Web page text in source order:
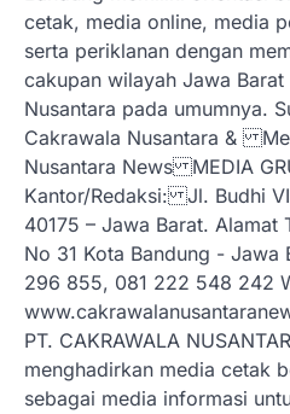
cetak, media online, media
serta periklanan dengan
cakupan wilayah Jawa
Nusantara pada umumnya.
Cakrawala Nusantara &
Nusantara News MEDIA
Kantor/Redaksi: Jl. Budhi
40175 – Jawa Barat. Alamat
No 31 Kota Bandung -
296 855, 081 222 548 242
PT. CAKRAWALA
menghadirkan media cetak
sebagai media informasi